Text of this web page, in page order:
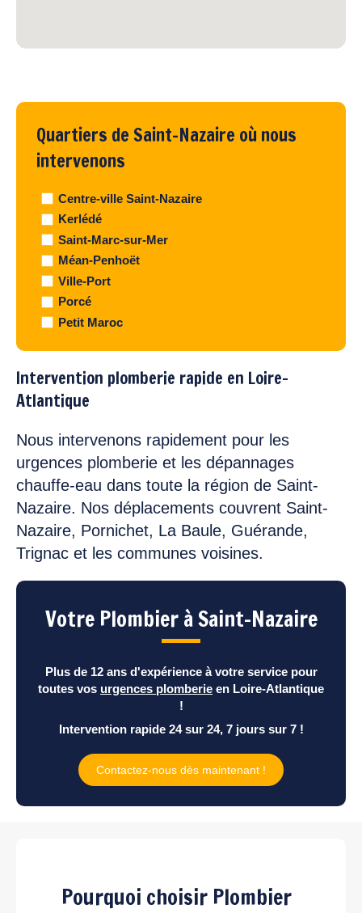
Quartiers de Saint-Nazaire où nous
intervenons
Centre-ville Saint-Nazaire
Kerlédé
Saint-Marc-sur-Mer
Méan-Penhoët
Ville-Port
Porcé
Petit Maroc
Intervention plomberie rapide en Loire-
Atlantique
Nous intervenons rapidement pour les
urgences plomberie et les dépannages
chauffe-eau dans toute la région de Saint-
Nazaire. Nos déplacements couvrent Saint-
Nazaire, Pornichet, La Baule, Guérande,
Trignac et les communes voisines.
Votre Plombier à Saint-Nazaire
Plus de 12 ans d'expérience à votre service pour
toutes vos urgences plomberie en Loire-Atlantique
!
Intervention rapide 24 sur 24, 7 jours sur 7 !
Contactez-nous dès maintenant !
Pourquoi choisir Plombier